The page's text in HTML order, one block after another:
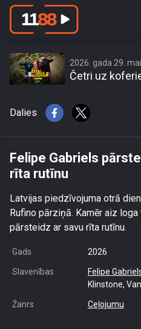
Felipe Gabriels
2026. gada 29.
Četri uz
Dalies
Felipe Gabriels
rīta rutīnu
Latvijas piedzīvojuma otrā
Rufino pārziņā. Kamēr aiz
pārsteidz ar savu rīta rutīnu.
Gads 2026
Slavenības Felipe
Klinstone,
Žanrs Ceļojumu